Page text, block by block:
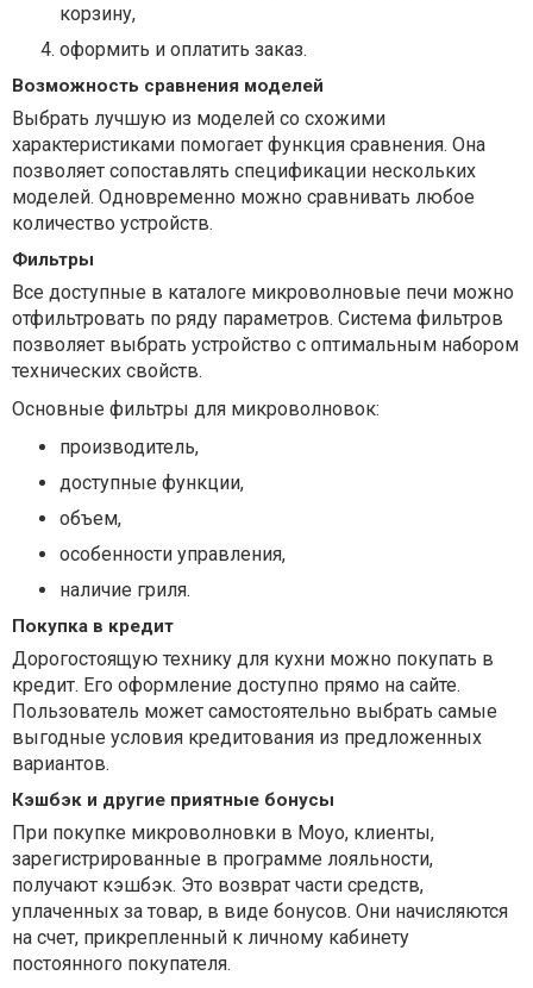
корзину,
оформить и оплатить заказ.
Возможность сравнения моделей
Выбрать лучшую из моделей со схожими
характеристиками помогает функция сравнения. Она
позволяет сопоставлять спецификации нескольких
моделей. Одновременно можно сравнивать любое
количество устройств.
Фильтры
Все доступные в каталоге микроволновые печи можно
отфильтровать по ряду параметров. Система фильтров
позволяет выбрать устройство с оптимальным набором
технических свойств.
Основные фильтры для микроволновок:
производитель,
доступные функции,
объем,
особенности управления,
наличие гриля.
Покупка в кредит
Дорогостоящую технику для кухни можно покупать в
кредит. Его оформление доступно прямо на сайте.
Пользователь может самостоятельно выбрать самые
выгодные условия кредитования из предложенных
вариантов.
Кэшбэк и другие приятные бонусы
При покупке микроволновки в Moyo, клиенты,
зарегистрированные в программе лояльности,
получают кэшбэк. Это возврат части средств,
уплаченных за товар, в виде бонусов. Они начисляются
на счет, прикрепленный к личному кабинету
постоянного покупателя.